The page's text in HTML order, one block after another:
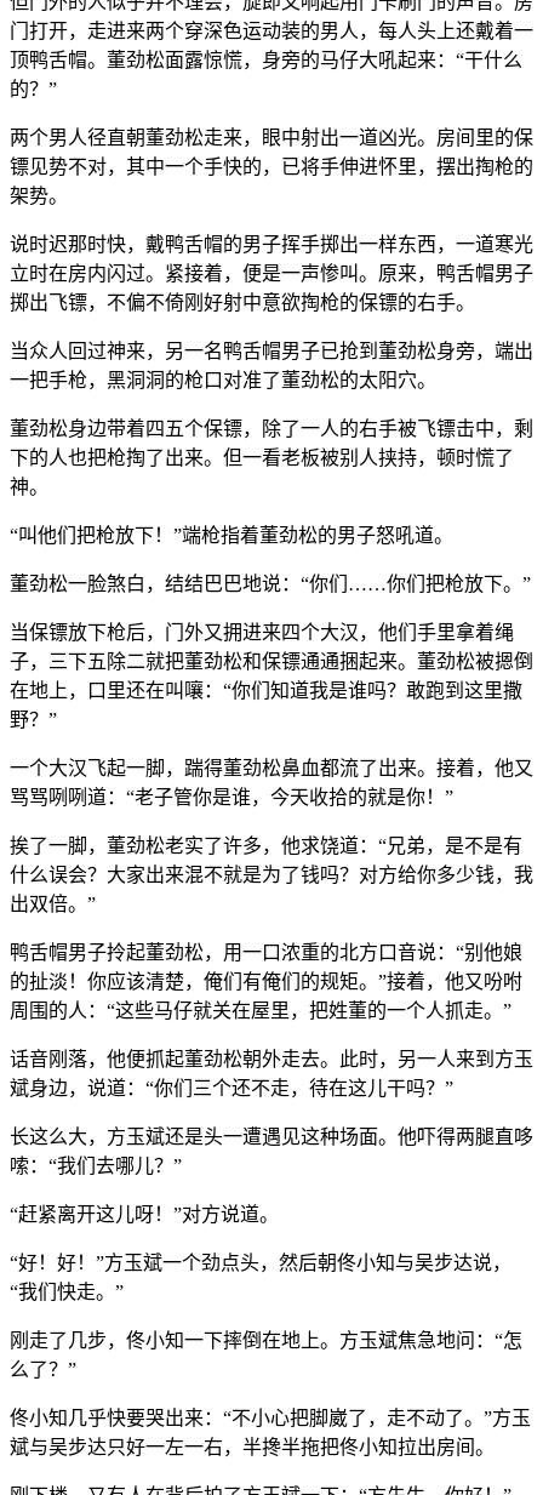
门打开，走进来两个穿深色运动装的男人，每人头上还戴着一
顶鸭舌帽。董劲松面露惊慌，身旁的马仔大吼起来：“干什么
的？”
两个男人径直朝董劲松走来，眼中射出一道凶光。房间里的保
镖见势不对，其中一个手快的，已将手伸进怀里，摆出掏枪的
架势。
说时迟那时快，戴鸭舌帽的男子挥手掷出一样东西，一道寒光
立时在房内闪过。紧接着，便是一声惨叫。原来，鸭舌帽男子
掷出飞镖，不偏不倚刚好射中意欲掏枪的保镖的右手。
当众人回过神来，另一名鸭舌帽男子已抢到董劲松身旁，端出
一把手枪，黑洞洞的枪口对准了董劲松的太阳穴。
董劲松身边带着四五个保镖，除了一人的右手被飞镖击中，剩
下的人也把枪掏了出来。但一看老板被别人挟持，顿时慌了
神。
“叫他们把枪放下！”端枪指着董劲松的男子怒吼道。
董劲松一脸煞白，结结巴巴地说：“你们……你们把枪放下。”
当保镖放下枪后，门外又拥进来四个大汉，他们手里拿着绳
子，三下五除二就把董劲松和保镖通通捆起来。董劲松被摁倒
在地上，口里还在叫嚷：“你们知道我是谁吗？敢跑到这里撒
野？”
一个大汉飞起一脚，踹得董劲松鼻血都流了出来。接着，他又
骂骂咧咧道：“老子管你是谁，今天收拾的就是你！”
挨了一脚，董劲松老实了许多，他求饶道：“兄弟，是不是有
什么误会？大家出来混不就是为了钱吗？对方给你多少钱，我
出双倍。”
鸭舌帽男子拎起董劲松，用一口浓重的北方口音说：“别他娘
的扯淡！你应该清楚，俺们有俺们的规矩。”接着，他又吩咐
周围的人：“这些马仔就关在屋里，把姓董的一个人抓走。”
话音刚落，他便抓起董劲松朝外走去。此时，另一人来到方玉
斌身边，说道：“你们三个还不走，待在这儿干吗？”
长这么大，方玉斌还是头一遭遇见这种场面。他吓得两腿直哆
嗦：“我们去哪儿？”
“赶紧离开这儿呀！”对方说道。
“好！好！”方玉斌一个劲点头，然后朝佟小知与吴步达说，
“我们快走。”
刚走了几步，佟小知一下摔倒在地上。方玉斌焦急地问：“怎
么了？”
佟小知几乎快要哭出来：“不小心把脚崴了，走不动了。”方玉
斌与吴步达只好一左一右，半搀半拖把佟小知拉出房间。